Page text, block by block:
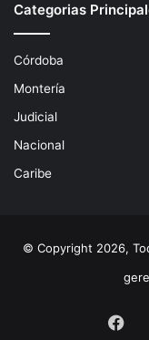
Categorias
Córdoba
Montería
Judicial
Nacional
Caribe
© Copyright 2026,